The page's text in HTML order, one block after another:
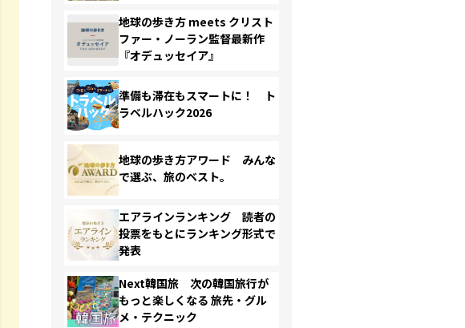
地球の歩き方 meets クリスト
ファー・ノーラン監督最新作
『オデュッセイア』
準備も滞在もスマートに！ ト
ラベルハック2026
地球の歩き方アワード みんな
で選ぶ、旅のベスト。
エアラインランキング 読者の
投票をもとにランキング形式で
発表
Next韓国旅 次の韓国旅行が
もっと楽しくなる 旅先・グル
メ・テクニック